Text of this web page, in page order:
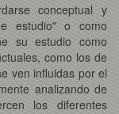
conceptual y
estudio" o como
su estudio como
como los de
ven influidas por el
analizando de
los diferentes